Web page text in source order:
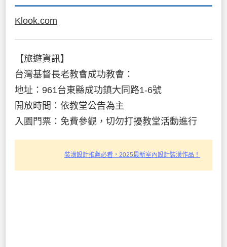
Klook.com
【旅遊資訊】
台灣基督長老教會成功教會：
地址：961台東縣成功鎮大同路1-6號
開放時間：依教堂公告為主
入園門票：免費參觀，切勿打擾教堂活動進行
裝潢設計推薦必看，2025最新室內設計裝潢作品！